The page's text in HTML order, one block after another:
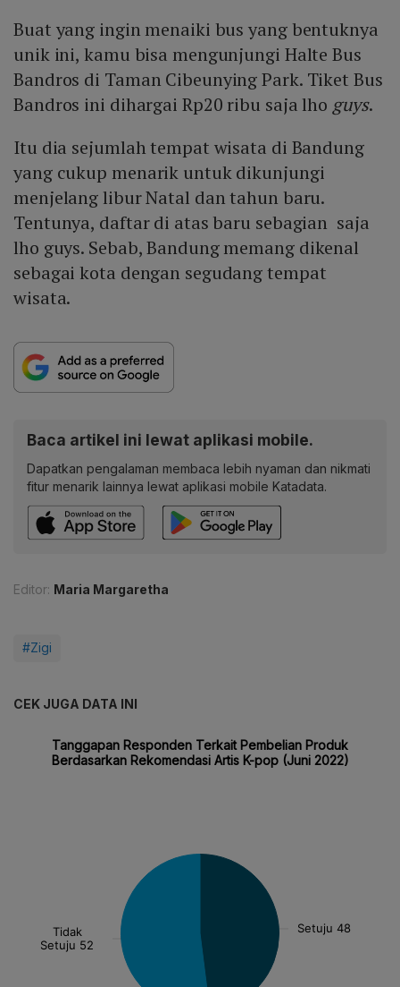
Buat yang ingin menaiki bus yang bentuknya
unik ini, kamu bisa mengunjungi Halte Bus
Bandros di Taman Cibeunying Park. Tiket Bus
Bandros ini dihargai Rp20 ribu saja lho guys.
Itu dia sejumlah tempat wisata di Bandung
yang cukup menarik untuk dikunjungi
menjelang libur Natal dan tahun baru.
Tentunya, daftar di atas baru sebagian saja
lho guys. Sebab, Bandung memang dikenal
sebagai kota dengan segudang tempat
wisata.
Baca artikel ini lewat aplikasi mobile.
Dapatkan pengalaman membaca lebih nyaman dan nikmati
fitur menarik lainnya lewat aplikasi mobile Katadata.
Editor: Maria Margaretha
#Zigi
CEK JUGA DATA INI